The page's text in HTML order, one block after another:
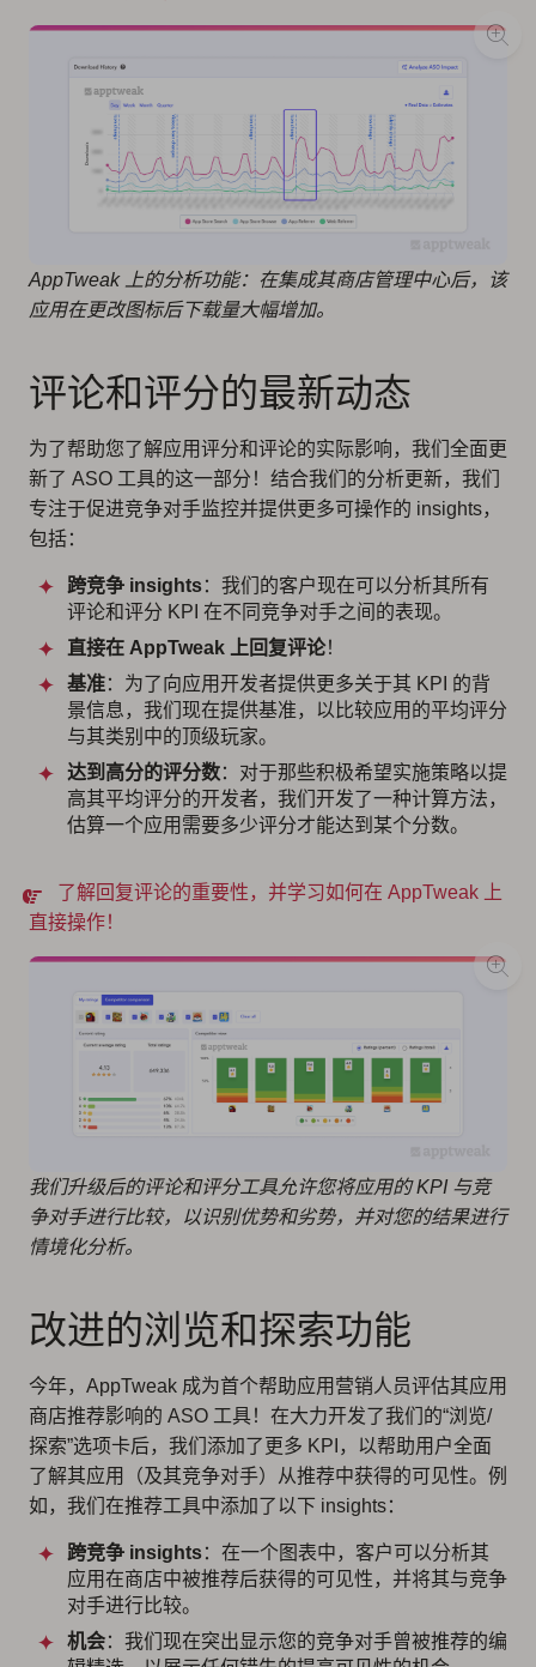
AppTweak 上的分析功能：在集成其商店管理中心后，该
应用在更改图标后下载量大幅增加。
评论和评分的最新动态
为了帮助您了解应用评分和评论的实际影响，我们全面更
新了 ASO 工具的这一部分！结合我们的分析更新，我们
专注于促进竞争对手监控并提供更多可操作的 insights，
包括：
跨竞争 insights：我们的客户现在可以分析其所有
评论和评分 KPI 在不同竞争对手之间的表现。
直接在 AppTweak 上回复评论！
基准：为了向应用开发者提供更多关于其 KPI 的背
景信息，我们现在提供基准，以比较应用的平均评分
与其类别中的顶级玩家。
达到高分的评分数：对于那些积极希望实施策略以提
高其平均评分的开发者，我们开发了一种计算方法，
估算一个应用需要多少评分才能达到某个分数。
了解回复评论的重要性，并学习如何在 AppTweak 上
直接操作！
我们升级后的评论和评分工具允许您将应用的 KPI 与竞
争对手进行比较，以识别优势和劣势，并对您的结果进行
情境化分析。
改进的浏览和探索功能
今年，AppTweak 成为首个帮助应用营销人员评估其应用
商店推荐影响的 ASO 工具！在大力开发了我们的“浏览/
探索”选项卡后，我们添加了更多 KPI，以帮助用户全面
了解其应用（及其竞争对手）从推荐中获得的可见性。例
如，我们在推荐工具中添加了以下 insights：
跨竞争 insights：在一个图表中，客户可以分析其
应用在商店中被推荐后获得的可见性，并将其与竞争
对手进行比较。
机会：我们现在突出显示您的竞争对手曾被推荐的编